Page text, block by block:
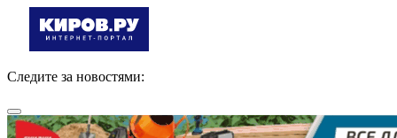
Следите за новостями: